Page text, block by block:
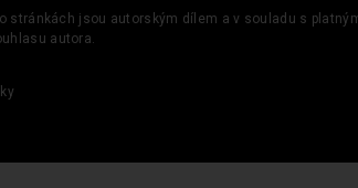
jsou autorským dílem a v souladu s
autora.